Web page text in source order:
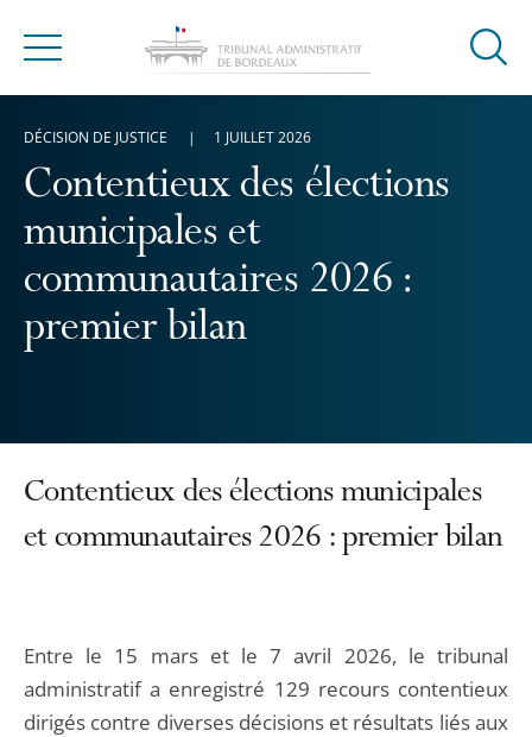
Menu
Ouvrir
Contentieux des élections
municipales et
communautaires 2026 :
premier bilan
DÉCISION DE JUSTICE 1 JUILLET 2026
Contentieux des élections municipales
et communautaires 2026 : premier bilan
Entre le 15 mars et le 7 avril 2026, le tribunal
administratif a enregistré 129 recours contentieux
dirigés contre diverses décisions et résultats liés aux